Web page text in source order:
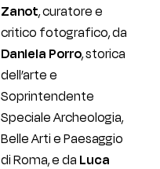
Zanot, curatore e
critico fotografico, da
Daniela Porro, storica
dell’arte e
Soprintendente
Speciale Archeologia,
Belle Arti e Paesaggio
di Roma, e da Luca